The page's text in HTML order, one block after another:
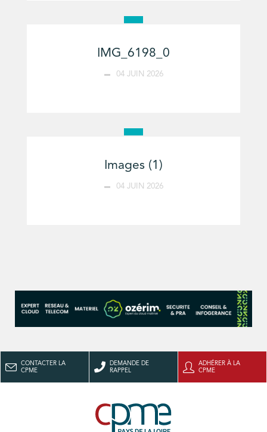
IMG_6198_0
04 JUIN 2026
Images (1)
04 JUIN 2026
CONTACTER LA
CPME
DEMANDE DE
RAPPEL
ADHÉRER À LA
CPME